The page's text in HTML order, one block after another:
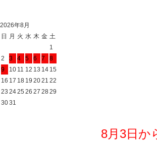
2026年8月
日
月 火 水 木 金 土
1
2
3 4 5 6 7
8
9
10 11 12 13 14 15
16 17 18 19 2021 22
23 2425 26 27 2829
3031
8月3日か